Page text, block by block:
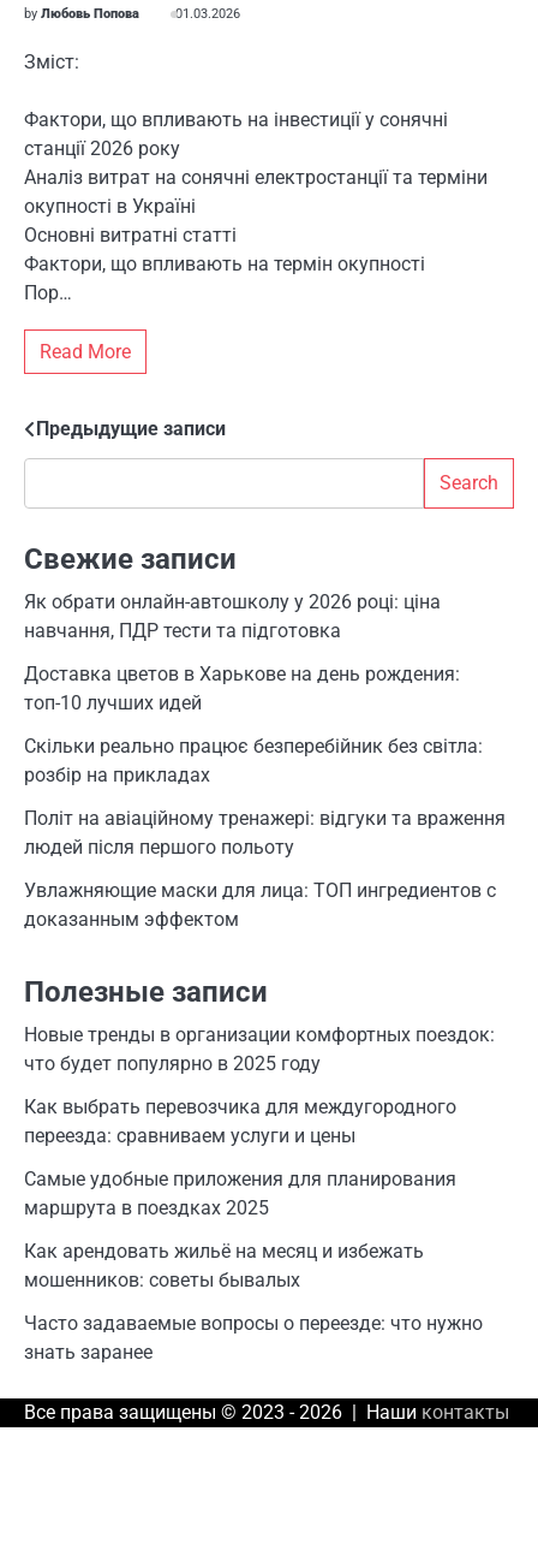
by Любовь Попова 01.03.2026
Зміст:
Фактори, що впливають на інвестиції у сонячні
станції 2026 року
Аналіз витрат на сонячні електростанції та терміни
окупності в Україні
Основні витратні статті
Фактори, що впливають на термін окупності
Пор…
Read More
Навигация
Предыдущие записи
Search
Свежие записи
Як обрати онлайн-автошколу у 2026 році: ціна
навчання, ПДР тести та підготовка
Доставка цветов в Харькове на день рождения:
топ-10 лучших идей
Скільки реально працює безперебійник без світла:
розбір на прикладах
Політ на авіаційному тренажері: відгуки та враження
людей після першого польоту
Увлажняющие маски для лица: ТОП ингредиентов с
доказанным эффектом
Полезные записи
Новые тренды в организации комфортных поездок:
что будет популярно в 2025 году
Как выбрать перевозчика для междугородного
переезда: сравниваем услуги и цены
Самые удобные приложения для планирования
маршрута в поездках 2025
Как арендовать жильё на месяц и избежать
мошенников: советы бывалых
Часто задаваемые вопросы о переезде: что нужно
знать заранее
Все права защищены © 2023 - 2026 | Наши контакты